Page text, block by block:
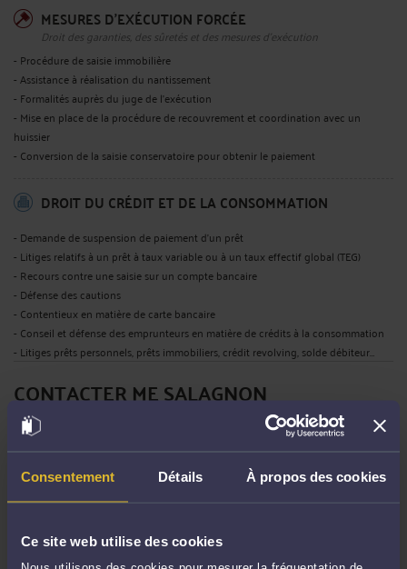
Consentement Détails À propos des cookies
Ce site web utilise des cookies
MESURES D'EXÉCUTION FORCÉE
Droit des garanties, des sûretés et des mesures d'exécution
- Procédure de saisie immobilière
- Assistance à réalisation du nantissement
- Formalités auprès du juge de l'exécution
- Mise en place de la procédure de recouvrement et coordination avec un
huissier
- Conversion de la saisie conservatoire pour obtenir le paiement
DROIT DU CRÉDIT ET DE LA CONSOMMATION
- Demande de suspension de paiement d'un prêt
- Litiges relatifs à un prêt à taux variable ou à un taux effectif global (TEG)
- Recours contre une saisie sur un compte bancaire
- Défense des cautions
- Contentieux en matière de carte bancaire
- Conseil et défense des emprunteurs en matière de crédits à la consommation
- Litiges prêts personnels, prêts immobiliers, crédit revolving, solde débiteur…
CONTACTER ME SALAGNON
PRENDRE RDV EN CABINET